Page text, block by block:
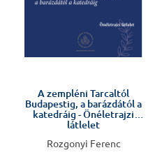
A zempléni Tarcaltól
Budapestig, a barázdától a
katedráig - Önéletrajzi
látlelet
Rozgonyi Ferenc